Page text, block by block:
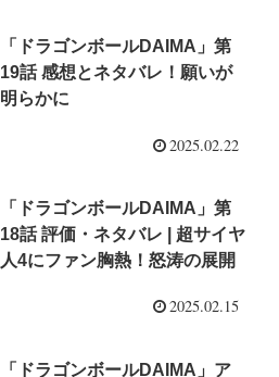
「ドラゴンボールDAIMA」第
19話 感想とネタバレ！願いが
明らかに
2025.02.22
「ドラゴンボールDAIMA」第
18話 評価・ネタバレ | 超サイヤ
人4にファン胸熱！怒涛の展開
2025.02.15
「ドラゴンボールDAIMA」ア